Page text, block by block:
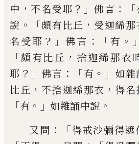
中 ，不名受耶 ？」佛言 ：「
說 。「頗有比丘 ， 受迦絺那
名受耶 ？」 佛言 ：「有 。」
「頗有比丘 ， 捨迦絺那衣
耶 ？」 佛言 ：「有 。」 如雜
比丘 ， 不捨迦絺那衣 ， 得名
「有 。」 如雜誦中說 。
又問 ：「得戒沙彌得遮